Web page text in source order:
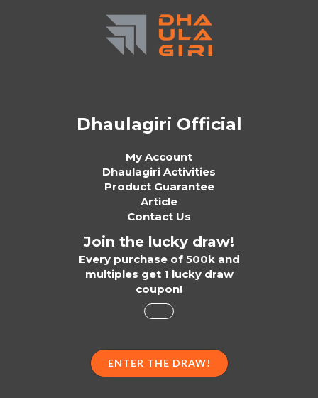
Dhaulagiri Official
My Account
Dhaulagiri Activities
Product Guarantee
Article
Contact Us
Join the lucky draw!
Every purchase of 500k and
multiples get 1 lucky draw
coupon!
ENTER THE DRAW!